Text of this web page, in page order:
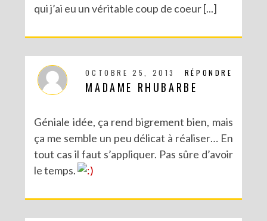
qui j’ai eu un véritable coup de coeur [...]
RÉPONDRE
OCTOBRE 25, 2013
MADAME RHUBARBE
Géniale idée, ça rend bigrement bien, mais
ça me semble un peu délicat à réaliser… En
tout cas il faut s’appliquer. Pas sûre d’avoir
le temps.